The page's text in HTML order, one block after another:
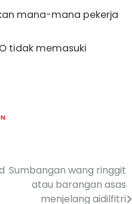
mana-mana pekerja
tidak memasuki
Sumbangan wang ringgit
atau barangan asas
menjelang aidilfitri